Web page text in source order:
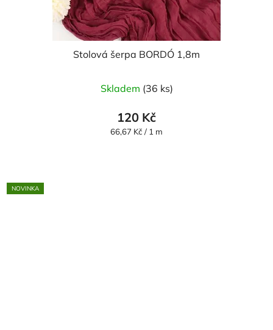
Stolová šerpa BORDÓ 1,8m
Skladem (36 ks)
120 Kč
Měrná
66,67 Kč / 1 m
NOVINKA